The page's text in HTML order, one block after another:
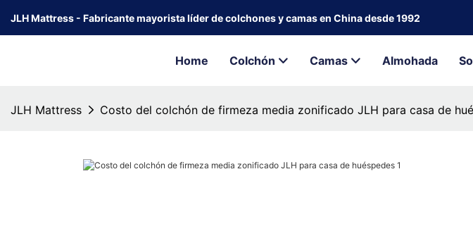
JLH Mattress - Fabricante mayorista líder de colchones y camas en China desde 1992
Home Colchón Camas Almohada
JLH Mattress Costo del colchón de firmeza media zonificado JLH para casa de